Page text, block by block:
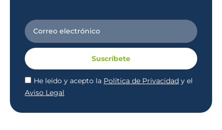
He leído y acepto la Política de Privacidad y el
Aviso Legal
Suscríbete